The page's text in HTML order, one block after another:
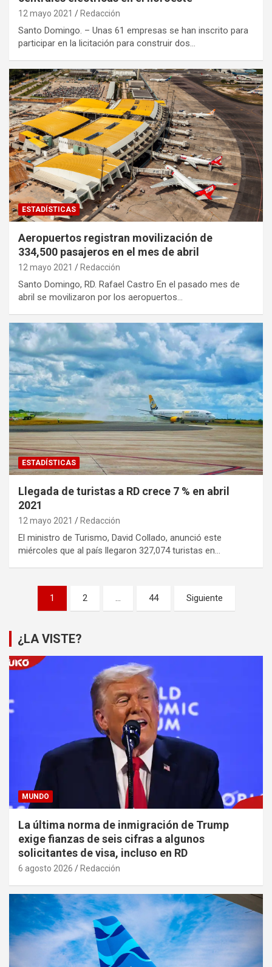
12 mayo 2021 Redacción
Santo Domingo. – Unas 61 empresas se han inscrito para
participar en la licitación para construir dos…
ESTADÍSTICAS
Aeropuertos registran movilización de
334,500 pasajeros en el mes de abril
12 mayo 2021 Redacción
Santo Domingo, RD. Rafael Castro En el pasado mes de
abril se movilizaron por los aeropuertos…
ESTADÍSTICAS
Llegada de turistas a RD crece 7 % en abril
2021
12 mayo 2021 Redacción
El ministro de Turismo, David Collado, anunció este
miércoles que al país llegaron 327,074 turistas en…
Paginación
entradas
1 2 … 44 Siguiente
¿LA VISTE?
MUNDO
La última norma de inmigración de Trump
exige fianzas de seis cifras a algunos
solicitantes de visa, incluso en RD
6 agosto 2026 Redacción